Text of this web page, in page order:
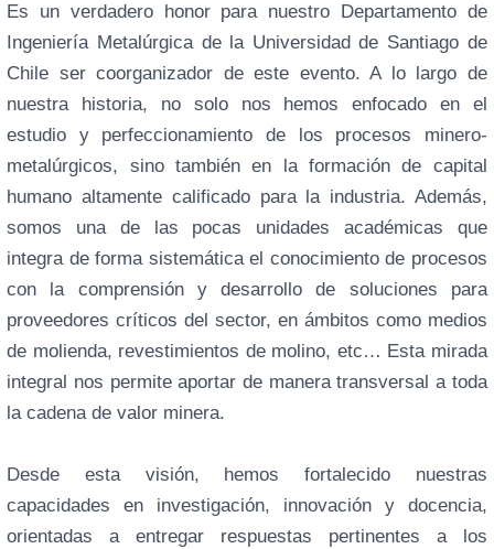
Es un verdadero honor para nuestro Departamento de
Ingeniería Metalúrgica de la Universidad de Santiago de
Chile ser coorganizador de este evento. A lo largo de
nuestra historia, no solo nos hemos enfocado en el
estudio y perfeccionamiento de los procesos minero-
metalúrgicos, sino también en la formación de capital
humano altamente calificado para la industria. Además,
somos una de las pocas unidades académicas que
integra de forma sistemática el conocimiento de procesos
con la comprensión y desarrollo de soluciones para
proveedores críticos del sector, en ámbitos como medios
de molienda, revestimientos de molino, etc… Esta mirada
integral nos permite aportar de manera transversal a toda
la cadena de valor minera.
Desde esta visión, hemos fortalecido nuestras
capacidades en investigación, innovación y docencia,
orientadas a entregar respuestas pertinentes a los